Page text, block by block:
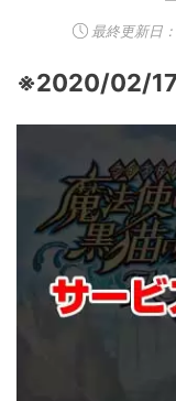
最終更新日：
※2020/02/